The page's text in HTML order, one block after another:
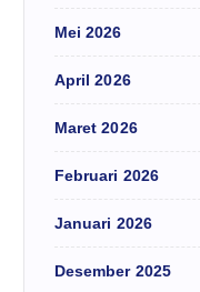
Mei 2026
April 2026
Maret 2026
Februari 2026
Januari 2026
Desember 2025